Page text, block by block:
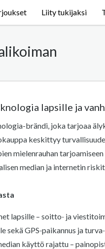
Liity tukijaksi
lapsille ja
brändi, joka tarjoaa
keskittyy
mielenrauhan
median ja internetin
lapsille – soitto‑ ja
GPS‑paikannus ja
käyttö rajattu –